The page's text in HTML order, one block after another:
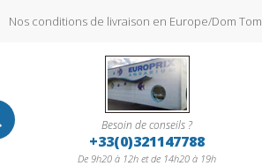
Nos conditions de livraison en Europe/Dom Tom
Besoin de conseils ?
+33(0)321147788
De 9h20 à 12h et de 14h20 à 19h